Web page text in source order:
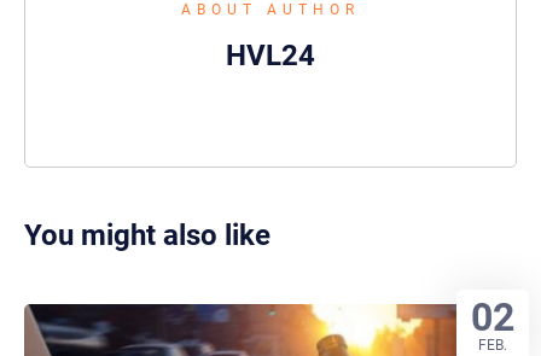
ABOUT AUTHOR
HVL24
You might also like
02
FEB.